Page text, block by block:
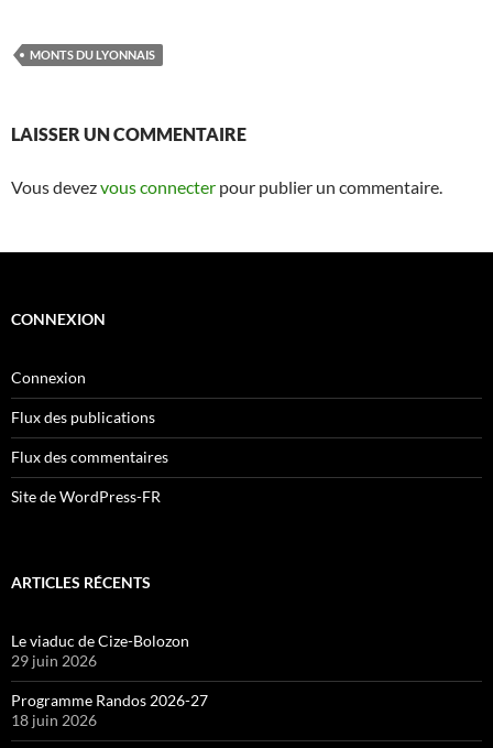
MONTS DU LYONNAIS
LAISSER UN COMMENTAIRE
Vous devezvous connecter pour publier un commentaire.
CONNEXION
Connexion
Flux des publications
Flux des commentaires
Site de WordPress-FR
ARTICLES RÉCENTS
Le viaduc de Cize-Bolozon
29 juin 2026
Programme Randos 2026-27
18 juin 2026